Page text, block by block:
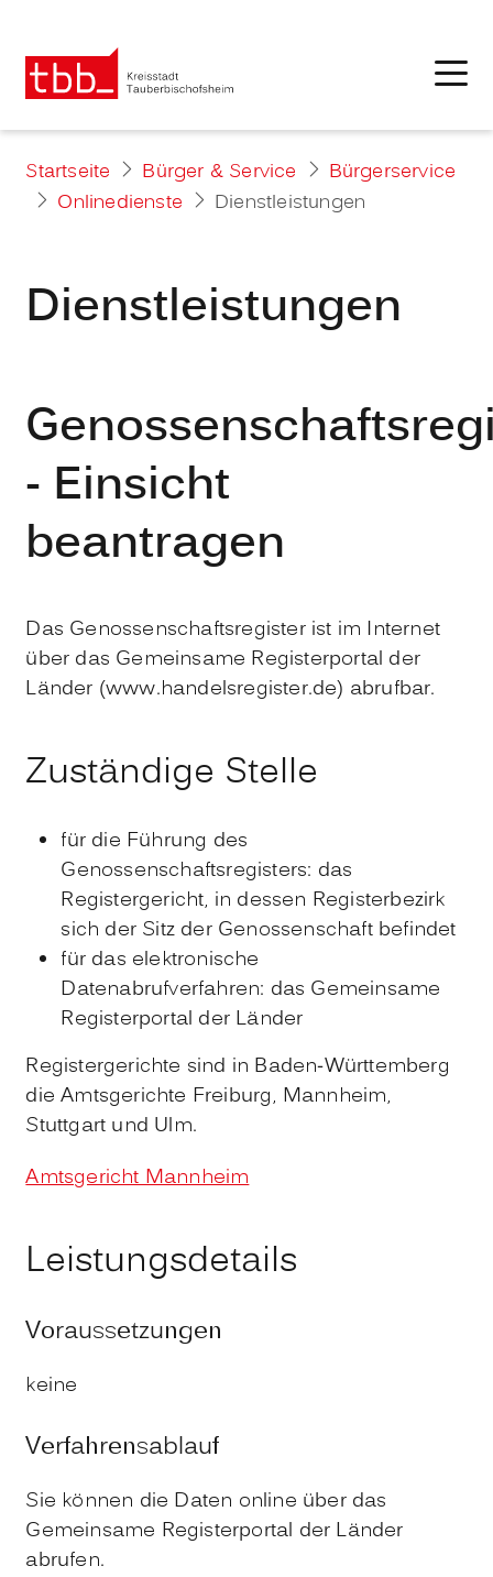
Startseite Bürger & Service
Bürgerservice
Onlinedienste
Dienstleistungen
Dienstleistungen
- Einsicht
beantragen
Das Genossenschaftsregister ist im Internet
über das Gemeinsame Registerportal der
Länder (www.handelsregister.de) abrufbar.
Zuständige Stelle
für die Führung des
Genossenschaftsregisters: das
Registergericht, in dessen Registerbezirk
sich der Sitz der Genossenschaft befindet
für das elektronische
Datenabrufverfahren: das Gemeinsame
Registerportal der Länder
Registergerichte sind in Baden-Württemberg
die Amtsgerichte Freiburg, Mannheim,
Stuttgart und Ulm.
Amtsgericht Mannheim
Leistungsdetails
Voraussetzungen
keine
Verfahrensablauf
Sie können die Daten online über das
Gemeinsame Registerportal der Länder
abrufen.